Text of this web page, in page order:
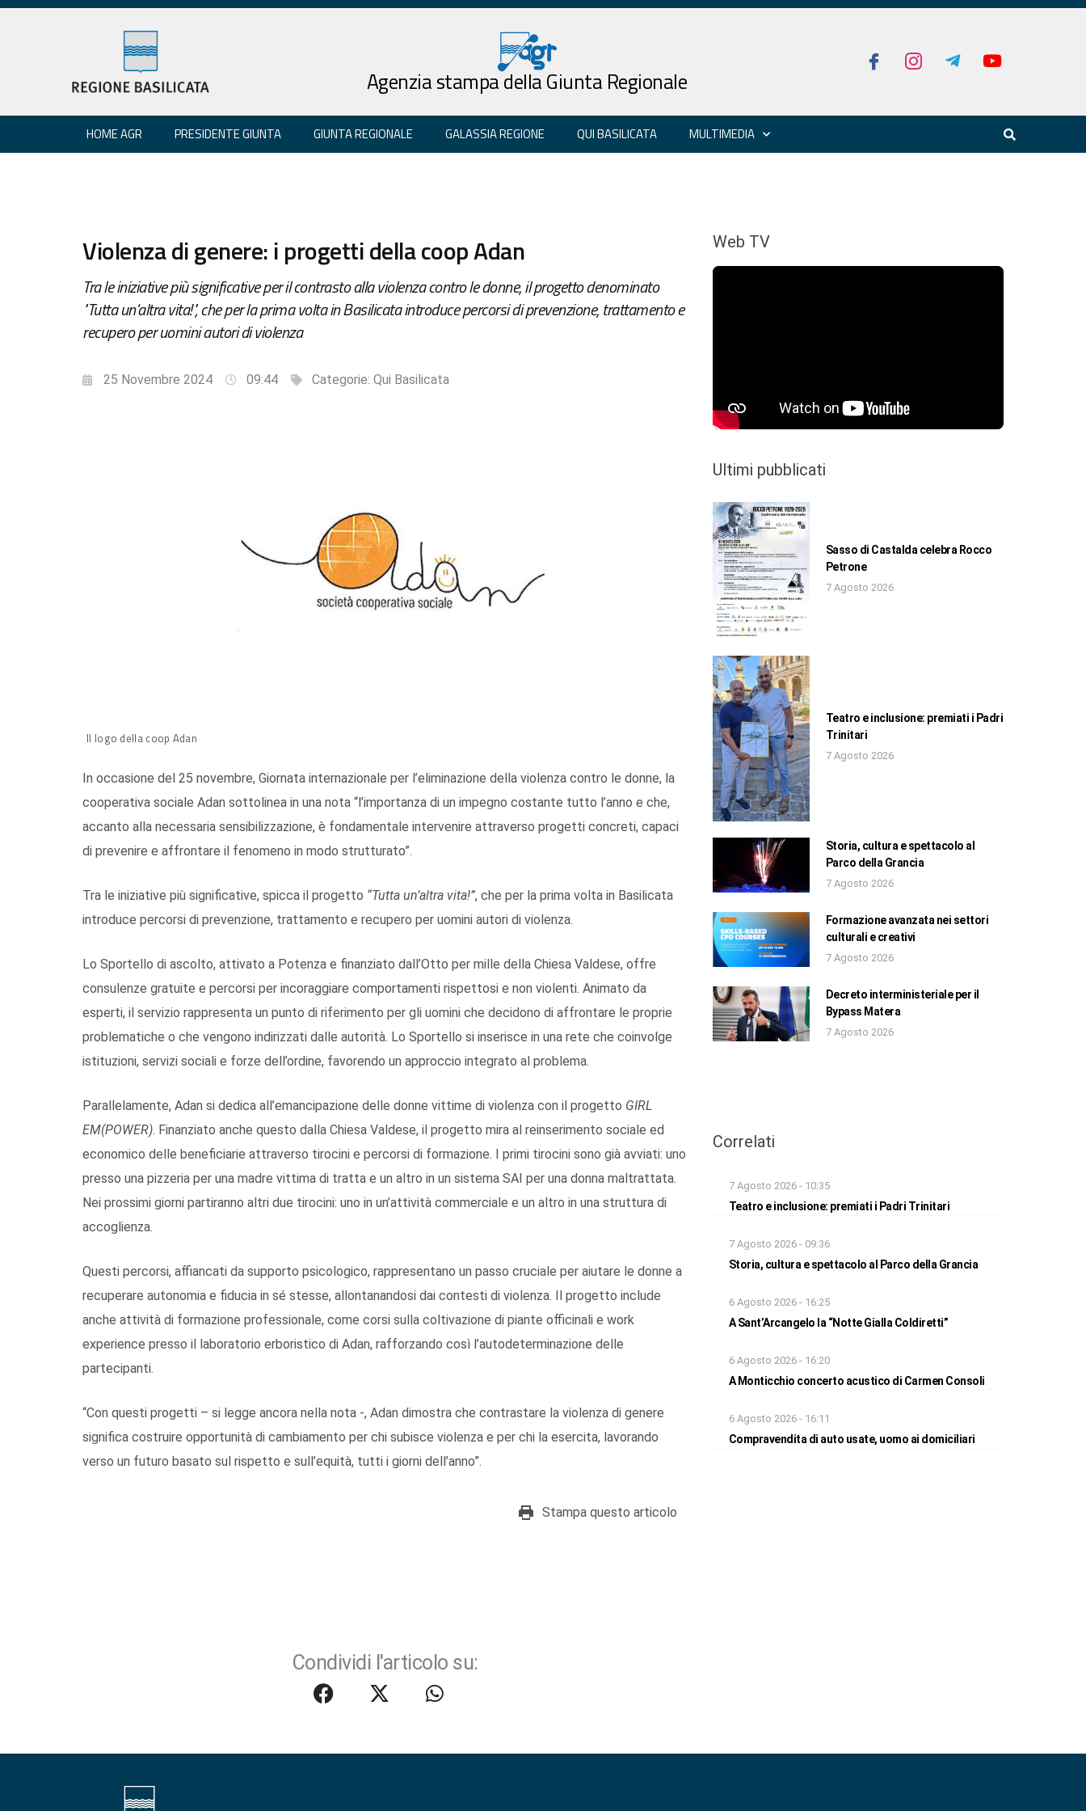
Agenzia stampa della Giunta Regionale
HOME AGR PRESIDENTE GIUNTA GIUNTA REGIONALE GALASSIA REGIONE QUI BASILICATA MULTIMEDIA
Violenza di genere: i progetti della coop Adan
Tra le iniziative più significative per il contrasto alla violenza contro le donne, il progetto denominato
"Tutta un'altra vita!", che per la prima volta in Basilicata introduce percorsi di prevenzione, trattamento e
recupero per uomini autori di violenza
25 Novembre 2024 09:44 Categorie: Qui Basilicata
Il logo della coop Adan
In occasione del 25 novembre, Giornata internazionale per l’eliminazione della violenza contro le donne, la
cooperativa sociale Adan sottolinea in una nota “l’importanza di un impegno costante tutto l’anno e che,
accanto alla necessaria sensibilizzazione, è fondamentale intervenire attraverso progetti concreti, capaci
di prevenire e affrontare il fenomeno in modo strutturato”.
Tra le iniziative più significative, spicca il progetto “Tutta un’altra vita!”, che per la prima volta in Basilicata
introduce percorsi di prevenzione, trattamento e recupero per uomini autori di violenza.
Lo Sportello di ascolto, attivato a Potenza e finanziato dall’Otto per mille della Chiesa Valdese, offre
consulenze gratuite e percorsi per incoraggiare comportamenti rispettosi e non violenti. Animato da
esperti, il servizio rappresenta un punto di riferimento per gli uomini che decidono di affrontare le proprie
problematiche o che vengono indirizzati dalle autorità. Lo Sportello si inserisce in una rete che coinvolge
istituzioni, servizi sociali e forze dell’ordine, favorendo un approccio integrato al problema.
Parallelamente, Adan si dedica all’emancipazione delle donne vittime di violenza con il progetto GIRL
EM(POWER). Finanziato anche questo dalla Chiesa Valdese, il progetto mira al reinserimento sociale ed
economico delle beneficiarie attraverso tirocini e percorsi di formazione. I primi tirocini sono già avviati: uno
presso una pizzeria per una madre vittima di tratta e un altro in un sistema SAI per una donna maltrattata.
Nei prossimi giorni partiranno altri due tirocini: uno in un’attività commerciale e un altro in una struttura di
accoglienza.
Questi percorsi, affiancati da supporto psicologico, rappresentano un passo cruciale per aiutare le donne a
recuperare autonomia e fiducia in sé stesse, allontanandosi dai contesti di violenza. Il progetto include
anche attività di formazione professionale, come corsi sulla coltivazione di piante officinali e work
experience presso il laboratorio erboristico di Adan, rafforzando così l’autodeterminazione delle
partecipanti.
“Con questi progetti – si legge ancora nella nota -, Adan dimostra che contrastare la violenza di genere
significa costruire opportunità di cambiamento per chi subisce violenza e per chi la esercita, lavorando
verso un futuro basato sul rispetto e sull’equità, tutti i giorni dell’anno”.
Stampa questo articolo
Condividi l'articolo su:
Web TV
Ultimi pubblicati
Sasso di Castalda celebra Rocco
Petrone
7 Agosto 2026
Teatro e inclusione: premiati i Padri
Trinitari
7 Agosto 2026
Storia, cultura e spettacolo al
Parco della Grancia
7 Agosto 2026
Formazione avanzata nei settori
culturali e creativi
7 Agosto 2026
Decreto interministeriale per il
Bypass Matera
7 Agosto 2026
Correlati
7 Agosto 2026 - 10:35
Teatro e inclusione: premiati i Padri Trinitari
7 Agosto 2026 - 09:36
Storia, cultura e spettacolo al Parco della Grancia
6 Agosto 2026 - 16:25
A Sant’Arcangelo la “Notte Gialla Coldiretti”
6 Agosto 2026 - 16:20
A Monticchio concerto acustico di Carmen Consoli
6 Agosto 2026 - 16:11
Compravendita di auto usate, uomo ai domiciliari